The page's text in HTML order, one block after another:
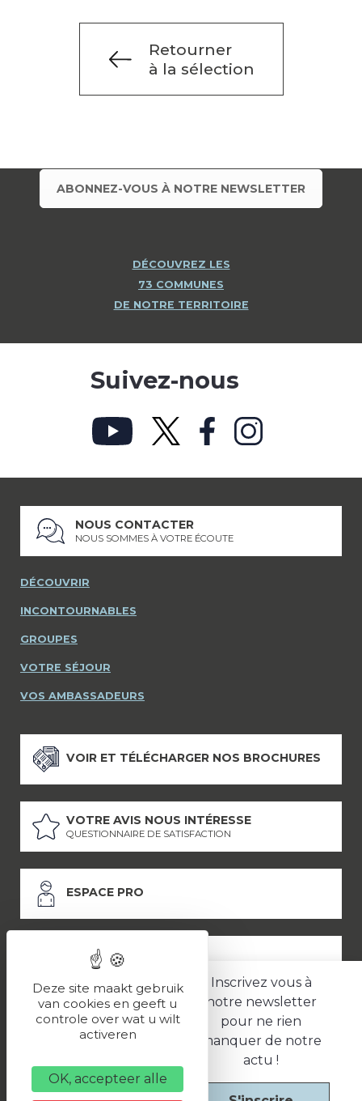
Retourner
à la sélection
Inscrivez vous à
notre newsletter
pour ne rien
manquer de notre
actu !
ABONNEZ-VOUS À NOTRE NEWSLETTER
DÉCOUVREZ LES
73 COMMUNES
DE NOTRE TERRITOIRE
Suivez-nous
NOUS CONTACTER
NOUS SOMMES À VOTRE ÉCOUTE
DÉCOUVRIR
INCONTOURNABLES
GROUPES
VOTRE SÉJOUR
VOS AMBASSADEURS
VOIR ET TÉLÉCHARGER NOS BROCHURES
VOTRE AVIS NOUS INTÉRESSE
QUESTIONNAIRE DE SATISFACTION
ESPACE PRO
ESPACE PRESSE
LES PARTENAIRES
Politique de confidentialité
Deze site maakt gebruik
van cookies en geeft u
controle over wat u wilt
activeren
OK, accepteer alle